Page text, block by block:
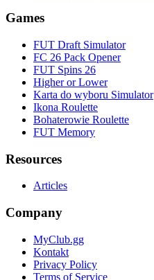
Games
FUT Draft Simulator
FC 26 Pack Opener
FUT Spins 26
Higher or Lower
Karta do wyboru Simulator
Ikona Roulette
Bohaterowie Roulette
FUT Memory
Resources
Articles
Company
MyClub.gg
Kontakt
Privacy Policy
Terms of Service